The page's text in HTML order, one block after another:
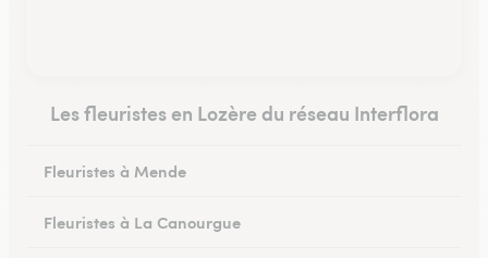
Les fleuristes en Lozère du réseau Interflora
Fleuristes à Mende
Fleuristes à La Canourgue